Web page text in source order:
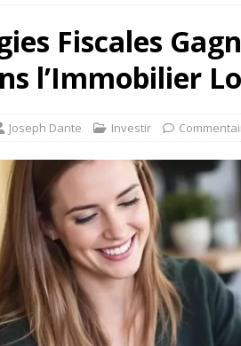
Fiscales
l’Immobilier
Joseph Dante Investir